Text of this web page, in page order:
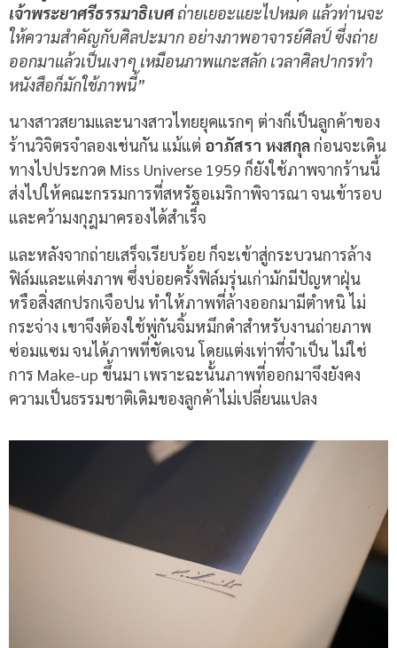
เจ้าพระยาศรีธรรมาธิเบศถ่ายเยอะแยะไปหมด แล้วท่านจะ
ให้ความสำคัญกับศิลปะมาก อย่างภาพอาจารย์ศิลป์ ซึ่งถ่าย
ออกมาแล้วเป็นเงาๆ เหมือนภาพแกะสลัก เวลาศิลปากรทำ
หนังสือก็มักใช้ภาพนี้”
นางสาวสยามและนางสาวไทยยุคแรกๆ ต่างก็เป็นลูกค้าของ
ร้านวิจิตรจำลองเช่นกัน แม้แต่ อาภัสรา หงสกุลก่อนจะเดิน
ทางไปประกวด Miss Universe 1959 ก็ยังใช้ภาพจากร้านนี้
ส่งไปให้คณะกรรมการที่สหรัฐอเมริกาพิจารณา จนเข้ารอบ
และคว้ามงกุฎมาครองได้สำเร็จ
และหลังจากถ่ายเสร็จเรียบร้อย ก็จะเข้าสู่กระบวนการล้าง
ฟิล์มและแต่งภาพ ซึ่งบ่อยครั้งฟิล์มรุ่นเก่ามักมีปัญหาฝุ่น
หรือสิ่งสกปรกเจือปน ทำให้ภาพที่ล้างออกมามีตำหนิ ไม่
กระจ่าง เขาจึงต้องใช้พู่กันจิ้มหมึกดำสำหรับงานถ่ายภาพ
ซ่อมแซม จนได้ภาพที่ชัดเจน โดยแต่งเท่าที่จำเป็น ไม่ใช่
การ Make-up ขึ้นมา เพราะฉะนั้นภาพที่ออกมาจึงยังคง
ความเป็นธรรมชาติเดิมของลูกค้าไม่เปลี่ยนแปลง